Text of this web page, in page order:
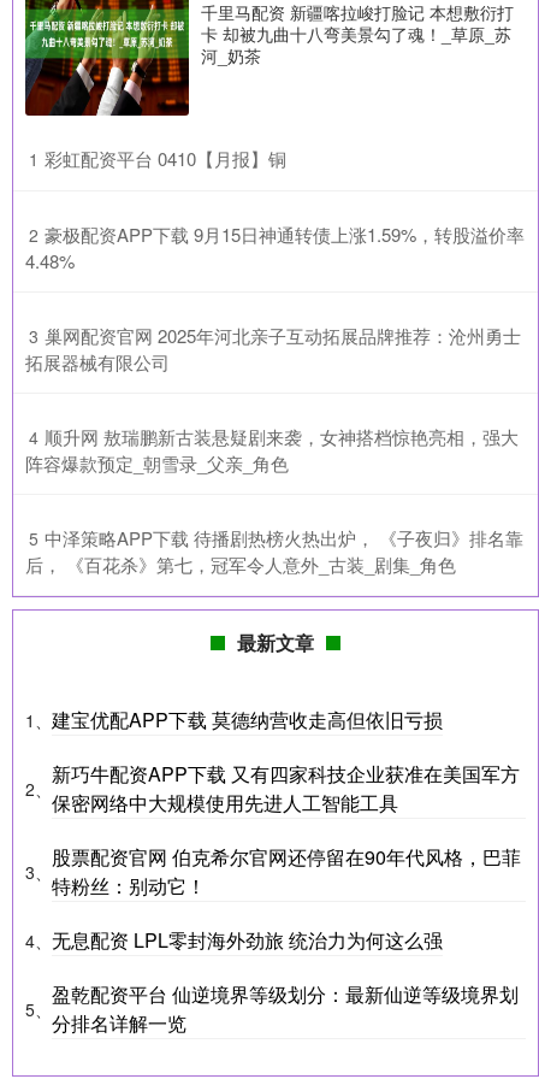
千里马配资 新疆喀拉峻打脸记 本想敷衍打
卡 却被九曲十八弯美景勾了魂！_草原_苏
河_奶茶
1 ​彩虹配资平台 0410【月报】铜
2 ​豪极配资APP下载 9月15日神通转债上涨1.59%，转股溢价率
4.48%
3 ​巢网配资官网 2025年河北亲子互动拓展品牌推荐：沧州勇士
拓展器械有限公司
4 ​顺升网 敖瑞鹏新古装悬疑剧来袭，女神搭档惊艳亮相，强大
阵容爆款预定_朝雪录_父亲_角色
5 ​中泽策略APP下载 待播剧热榜火热出炉， 《子夜归》排名靠
后， 《百花杀》第七，冠军令人意外_古装_剧集_角色
最新文章
1、 建宝优配APP下载 莫德纳营收走高但依旧亏损
2、
新巧牛配资APP下载 又有四家科技企业获准在美国军方
保密网络中大规模使用先进人工智能工具
3、
股票配资官网 伯克希尔官网还停留在90年代风格，巴菲
特粉丝：别动它！
4、 无息配资 LPL零封海外劲旅 统治力为何这么强
5、
盈乾配资平台 仙逆境界等级划分：最新仙逆等级境界划
分排名详解一览